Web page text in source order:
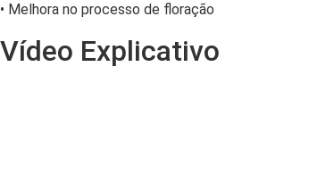
• Melhora no processo de floração
Vídeo Explicativo